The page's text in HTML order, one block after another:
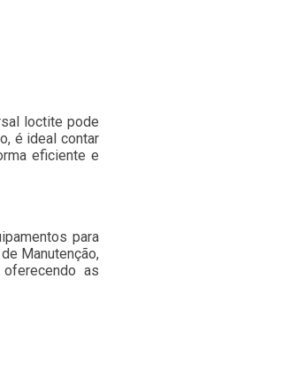
loctite pode
é ideal contar
eficiente e
para
Manutenção,
as